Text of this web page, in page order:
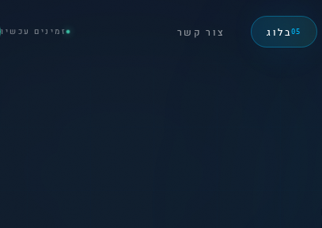
05בלוג צור קשר זמינים עכשיו